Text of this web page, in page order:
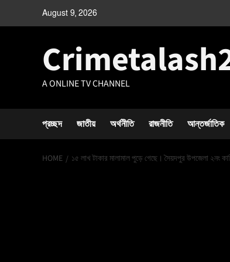
August 9, 2026
A ONLINE TV CHANNEL
প্রচ্ছদ জাতীয় অর্থনীতি রাজনীতি আন্তর্জাতিক
HOME ১৫ লাখ টাকার মালামাল পুড়ে গেছে। সৈয়দপুর উপজেলা ২নং